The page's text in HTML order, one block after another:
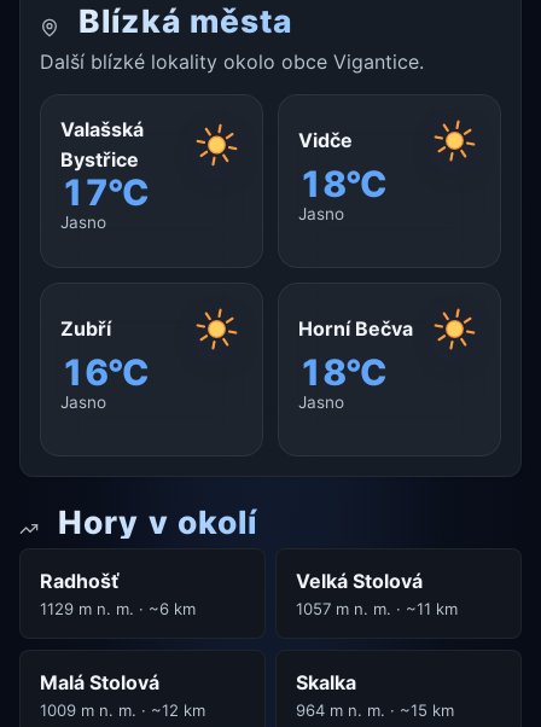
Blízká města
Další blízké lokality okolo obce Vigantice.
Valašská
Bystřice
17°C
Jasno
Vidče
18°C
Jasno
Zubří
16°C
Jasno
Horní Bečva
18°C
Jasno
Hory v okolí
Radhošť
1129 m n. m. · ~6 km
Velká Stolová
1057 m n. m. · ~11 km
Malá Stolová
1009 m n. m. · ~12 km
Skalka
964 m n. m. · ~15 km